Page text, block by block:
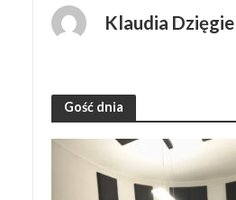
Klaudia
Gość dnia